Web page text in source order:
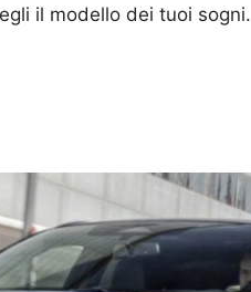
il modello dei tuoi sogni.